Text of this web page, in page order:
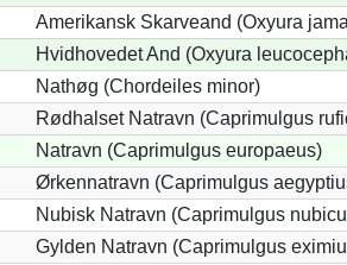
Amerikansk Skarveand (Oxyura
Hvidhovedet And (Oxyura
Nathøg (Chordeiles minor)
Rødhalset Natravn (Caprimulgus
Natravn (Caprimulgus europaeus)
Ørkennatravn (Caprimulgus
Nubisk Natravn (Caprimulgus
Gylden Natravn (Caprimulgus